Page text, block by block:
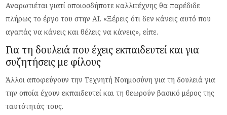
Αναρωτιέται γιατί οποιοσδήποτε καλλιτέχνης θα παρέδιδε
πλήρως το έργο του στην AI. «Ξέρεις ότι δεν κάνεις αυτό που
αγαπάς να κάνεις και θέλεις να κάνεις», είπε.
Για τη δουλειά που έχεις εκπαιδευτεί και για
συζητήσεις με φίλους
Άλλοι αποφεύγουν την Τεχνητή Νοημοσύνη για τη δουλειά για
την οποία έχουν εκπαιδευτεί και τη θεωρούν βασικό μέρος της
ταυτότητάς τους.